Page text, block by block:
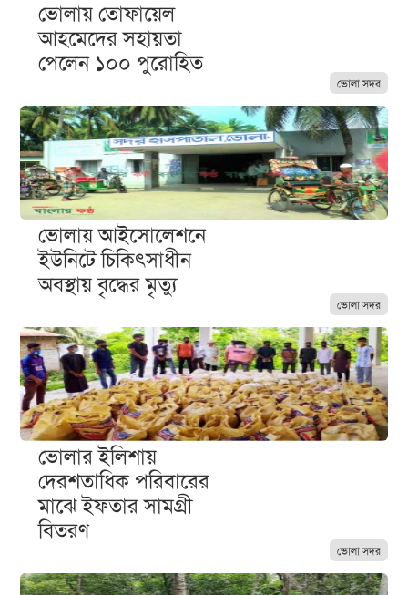
ভোলা সদর
ভোলায় তোফায়েল
আহমেদের সহায়তা
পেলেন ১০০ পুরোহিত
ভোলা সদর
ভোলায় আইসোলেশনে
ইউনিটে চিকিৎসাধীন
অবস্থায় বৃদ্ধের মৃত্যু
ভোলা সদর
ভোলার ইলিশায়
দেরশতাধিক পরিবারের
মাঝে ইফতার সামগ্রী
বিতরণ